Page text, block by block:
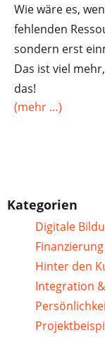
Wie wäre es,
fehlenden
sondern erst
Das ist viel
das!
(mehr …)
Kategorien
Digitale
Hinter den
Integration